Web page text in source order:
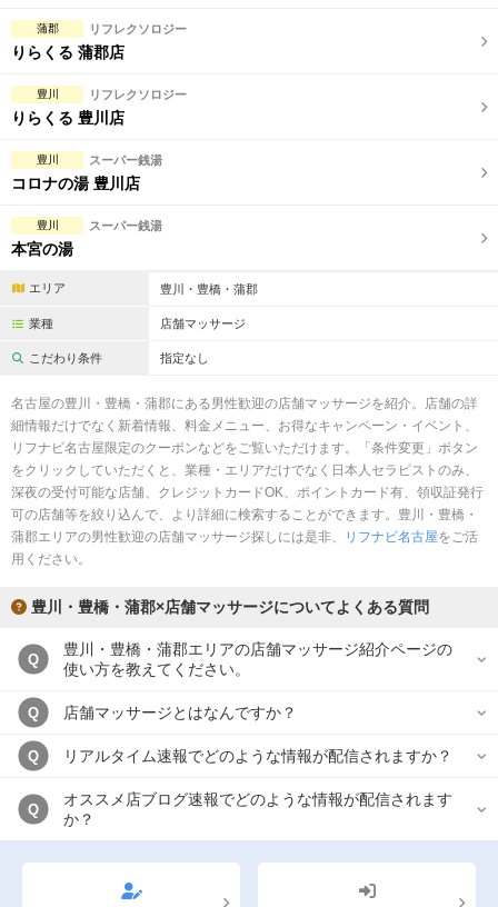
専用駐車場あり
日本人スタッフのみ
駅から徒歩5分以内
閉じる
蒲郡 リフレクソロジー
りらくる 蒲郡店
豊川 リフレクソロジー
りらくる 豊川店
豊川 スーパー銭湯
コロナの湯 豊川店
豊川 スーパー銭湯
本宮の湯
エリア 豊川・豊橋・蒲郡
業種 店舗マッサージ
こだわり条件 指定なし
名古屋の豊川・豊橋・蒲郡にある男性歓迎の店舗マッサージを紹介。店舗の詳
細情報だけでなく新着情報、料金メニュー、お得なキャンペーン・イベント、
リフナビ名古屋限定のクーポンなどをご覧いただけます。「条件変更」ボタン
をクリックしていただくと、業種・エリアだけでなく日本人セラピストのみ、
深夜の受付可能な店舗、クレジットカードOK、ポイントカード有、領収証発行
可の店舗等を絞り込んで、より詳細に検索することができます。豊川・豊橋・
蒲郡エリアの男性歓迎の店舗マッサージ探しには是非、
リフナビ名古屋をご活
用ください。
豊川・豊橋・蒲郡×店舗マッサージについてよくある質問
Q
豊川・豊橋・蒲郡エリアの店舗マッサージ紹介ページの
使い方を教えてください。
Q 店舗マッサージとはなんですか？
Q リアルタイム速報でどのような情報が配信されますか？
Q
オススメ店ブログ速報でどのような情報が配信されます
か？